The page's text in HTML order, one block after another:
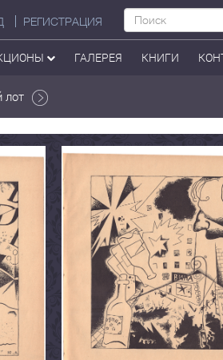
РЕГИСТРАЦИЯ
ГАЛЕРЕЯ КНИГИ
лот